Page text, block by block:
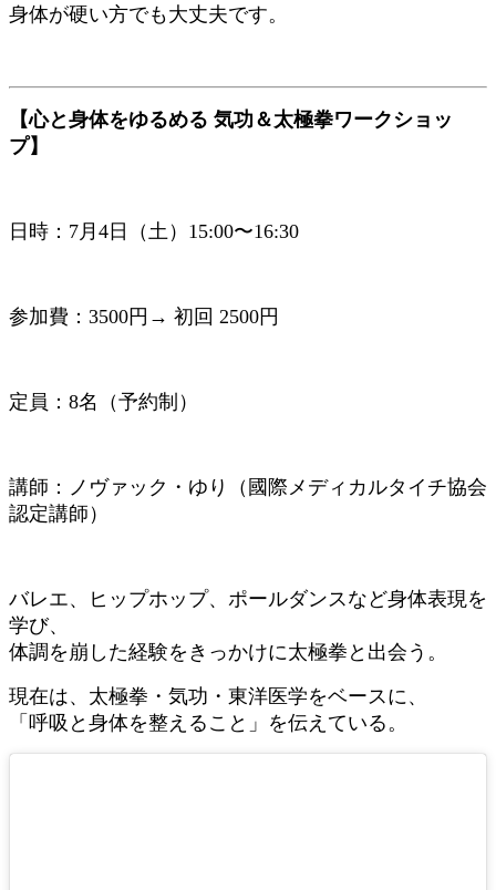
身体が硬い方でも大丈夫です。
【心と身体をゆるめる 気功＆太極拳ワークショッ
プ】
日時：7月4日（土）15:00〜16:30
参加費：3500円→ 初回 2500円
定員：8名（予約制）
講師：ノヴァック・ゆり（國際メディカルタイチ協会
認定講師）
バレエ、ヒップホップ、ポールダンスなど身体表現を
学び、
体調を崩した経験をきっかけに太極拳と出会う。
現在は、太極拳・気功・東洋医学をベースに、
「呼吸と身体を整えること」を伝えている。